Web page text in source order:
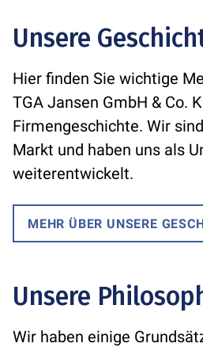
Unsere
Hier finden Sie wichtige
TGA Jansen GmbH & Co.
Firmengeschichte. Wir
Markt und haben uns als
weiterentwickelt.
MEHR ÜBER UNSERE
Unsere
Wir haben einige